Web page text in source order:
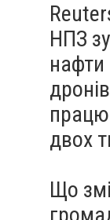
НПЗ
нафти
двох
Що